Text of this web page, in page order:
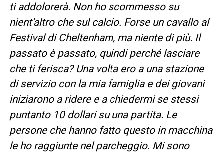
ti addolorerà. Non ho scommesso su
nient’altro che sul calcio. Forse un cavallo al
Festival di Cheltenham, ma niente di più. Il
passato è passato, quindi perché lasciare
che ti ferisca? Una volta ero a una stazione
di servizio con la mia famiglia e dei giovani
iniziarono a ridere e a chiedermi se stessi
puntanto 10 dollari su una partita. Le
persone che hanno fatto questo in macchina
le ho raggiunte nel parcheggio. Mi sono